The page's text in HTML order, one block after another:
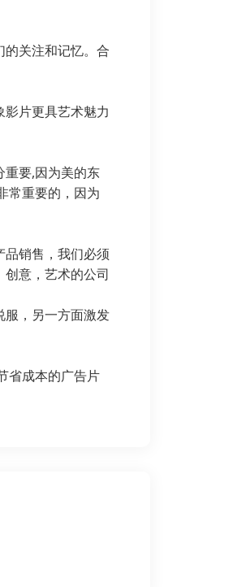
关注和记忆。合
片更具艺术魅力
重要,因为美的东
常重要的，因为
销售，我们必须
意，艺术的公司
服，另一方面激发
省成本的广告片